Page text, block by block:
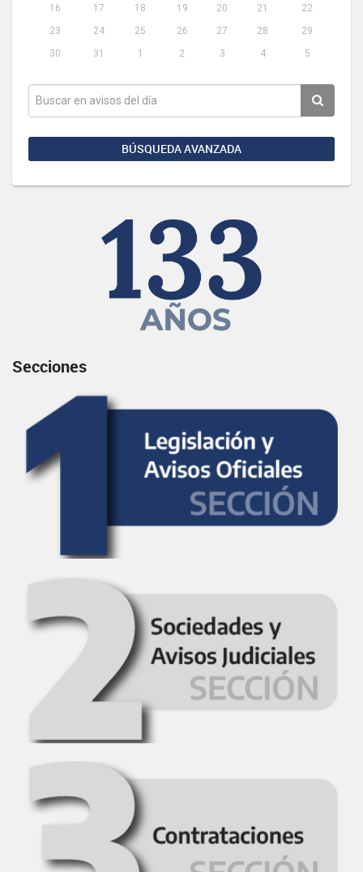
16
17 18 19 20 21
22
23
24 25 26 27 28
29
30
31 1 2 3 4 5
BÚSQUEDA AVANZADA
Secciones